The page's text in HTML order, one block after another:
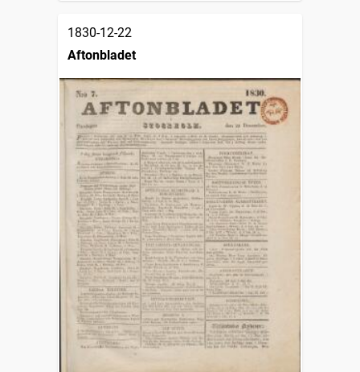
1830-12-22
Aftonbladet